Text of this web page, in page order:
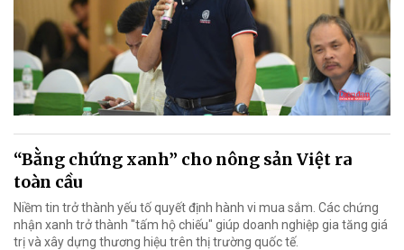
“Bằng chứng xanh” cho nông sản Việt ra
toàn cầu
Niềm tin trở thành yếu tố quyết định hành vi mua sắm. Các chứng
nhận xanh trở thành "tấm hộ chiếu" giúp doanh nghiệp gia tăng giá
trị và xây dựng thương hiệu trên thị trường quốc tế.